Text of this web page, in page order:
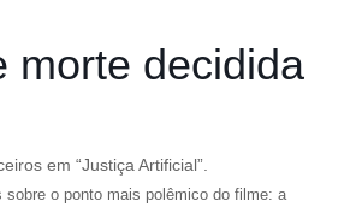
morte decidida
em “Justiça Artificial”.
sobre o ponto mais polêmico do filme: a